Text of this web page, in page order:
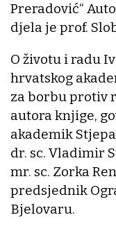
Preradović“
djela je prof.
O životu i radu
hrvatskog
za borbu protiv
autora knjige,
akademik
dr. sc. Vladimir
mr. sc. Zorka
predsjednik
Bjelovaru.